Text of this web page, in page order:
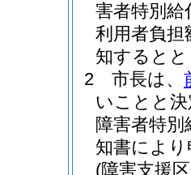
害者特別
利用者負担
知すると
2
市長は、
いことと
障害者特
知書によ
(障害支援